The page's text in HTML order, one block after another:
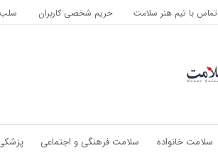
تماس با تیم هنر سلامت حریم شخصی کاربران
سلامت خانواده سلامت فرهنگی و اجتماعی